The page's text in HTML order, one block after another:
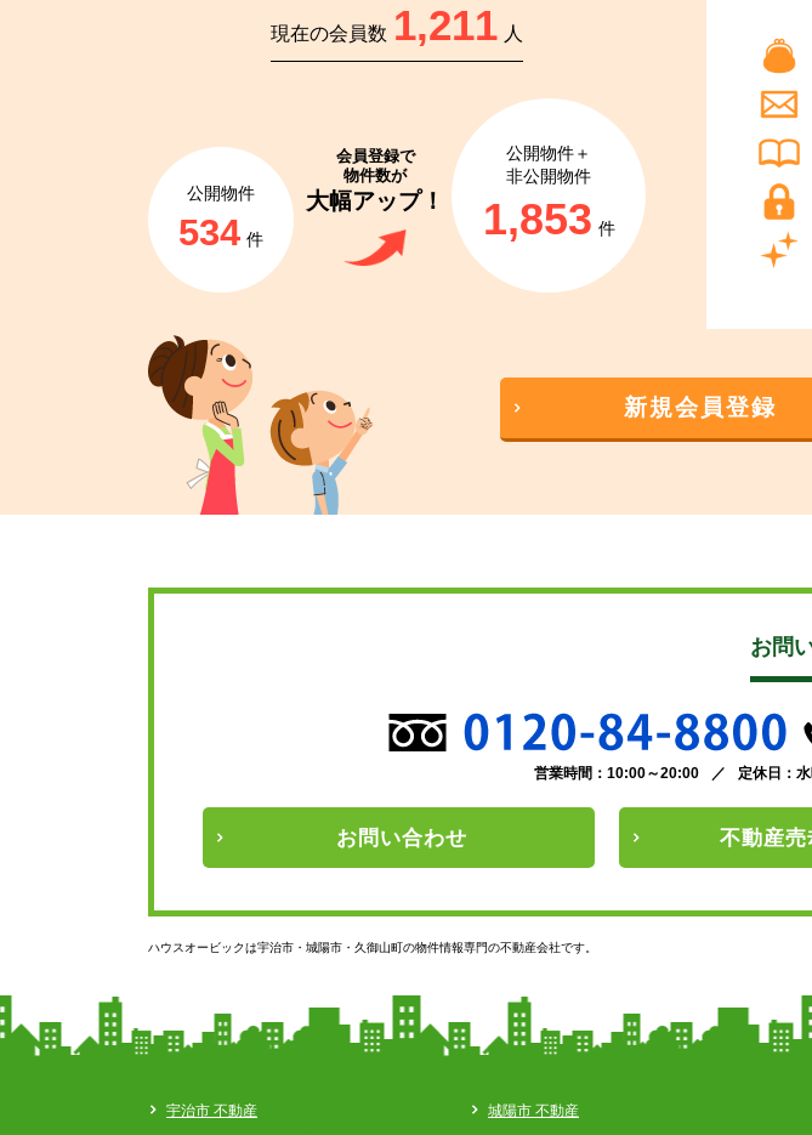
現在の会員数 1,211 人
会員登録で
物件数が
大幅アップ！
公開物件
534 件
公開物件＋
非公開物件
1,853 件
新規会員登録
お問
営業時間：10:00～20:00 ／ 定休日：
お問い合わせ 不動産売
ハウスオービックは宇治市・城陽市・久御山町の物件情報専門の不動産会社です。
宇治市 不動産
城陽市 不動産